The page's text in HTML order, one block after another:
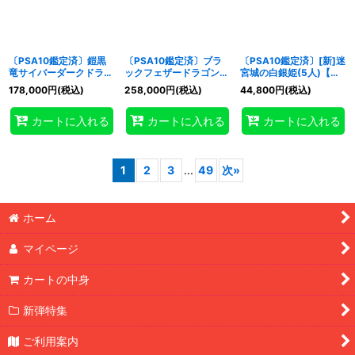
〔PSA10鑑定済〕鎧黒
竜サイバーダークドラゴ
ン【レリーフ】{CDIP-
JP035}《融合》
178,000円(税込)
カートに入れる
〔PSA10鑑定済〕ブラ
ックフェザードラゴン
【レリーフ】{TSHD-
JP040}《シンクロ》
258,000円(税込)
カートに入れる
〔PSA10鑑定済〕[新]迷
宮城の白銀姫(5人)【ク
ォーターセンチュリーシ
ークレット】{QCAC-
JP011}《モンスター》
44,800円(税込)
カートに入れる
1 2 3 ... 49 次»
ホーム
マイページ
カートの中身
新弾特集
ご利用案内